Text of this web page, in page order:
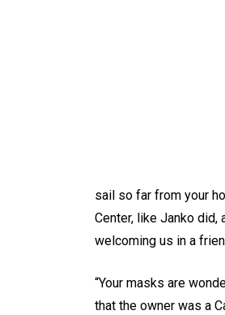
sail so far from your
Center, like Janko
welcoming us in a
“Your masks are
that the owner was a